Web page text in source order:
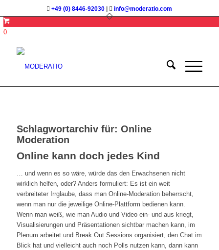
+49 (0) 8446-92030 info@moderatio.com
0
Schlagwortarchiv für: Online
Moderation
Online kann doch jedes Kind
… und wenn es so wäre, würde das den Erwachsenen nicht
wirklich helfen, oder? Anders formuliert: Es ist ein weit
verbreiteter Irrglaube, dass man Online-Moderation beherrscht,
wenn man nur die jeweilige Online-Plattform bedienen kann.
Wenn man weiß, wie man Audio und Video ein- und aus kriegt,
Visualisierungen und Präsentationen sichtbar machen kann, im
Plenum arbeitet und Break Out Sessions organisiert, den Chat im
Blick hat und vielleicht auch noch Polls nutzen kann, dann kann